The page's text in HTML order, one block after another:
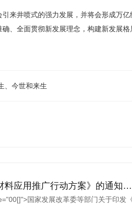
来井喷式的强力发展，并将会形成万
、全面贯彻新发展理念，构建新发展
、今世和来生
关于印发《再生材料应用推广行动方案》的通知(发改环资〔2025〕1681号)